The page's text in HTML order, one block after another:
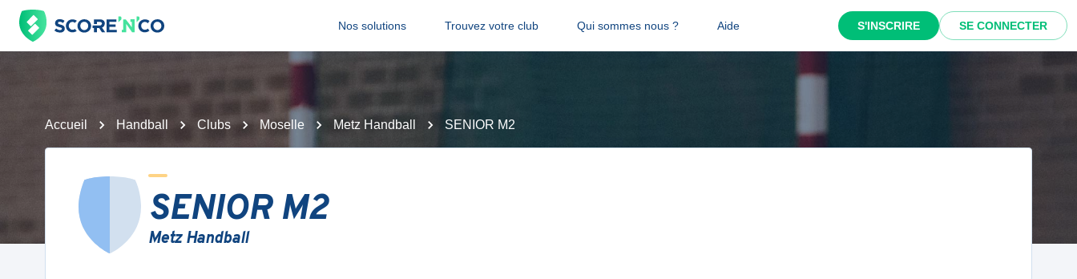
Nos solutions Trouvez votre club Qui sommes nous ? Aide S'INSCRIRE SE CONNECTER
Accueil Handball Clubs Moselle Metz Handball SENIOR M2
SENIOR M2
Metz Handball